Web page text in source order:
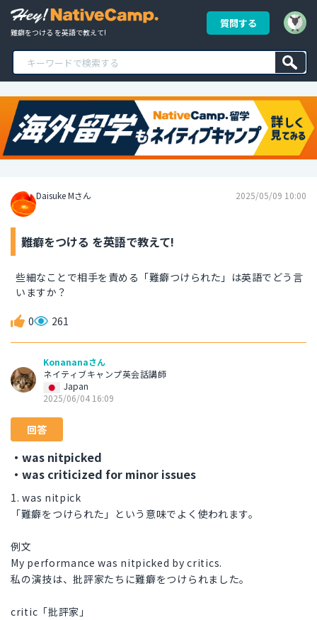
難癖をつける を英語で教えて!
質問する
Daisuke Mさん 2025/05/09 10:00
難癖をつける を英語で教えて!
些細なことで相手を責める「難癖つけられた」は英語でどう言
いますか？
0 261
Konananaさん
ネイティブキャンプ英会話講師
Japan
2025/06/04 16:09
回答
・was nitpicked
・was criticized for minor issues
1. was nitpick
「難癖をつけられた」という意味でよく使われます。
例文
My performance was nitpicked by critics.
私の演技は、批評家たちに難癖をつけられました。
critic「批評家」